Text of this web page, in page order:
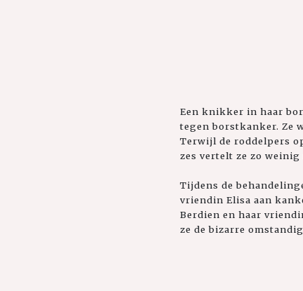
Een knikker in haar
tegen borstkanker. Ze
Terwijl de roddelpers
zes vertelt ze zo
Tijdens de
vriendin Elisa aan
Berdien en haar
ze de bizarre